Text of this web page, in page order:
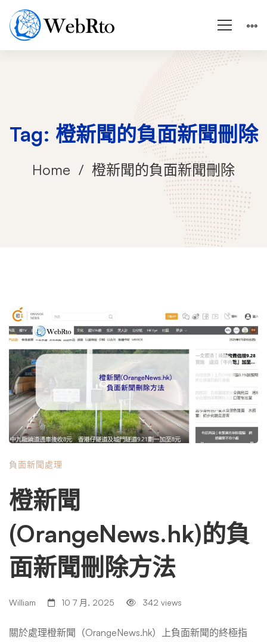
Tag: 橙新聞的負面新聞刪除
Home 橙新聞的負面新聞刪除
負面新聞處理
橙新聞
(OrangeNews.hk)的負
面新聞刪除方法
William 10 7 月, 2025 342 views
關於處理橙新聞（OrangeNews.hk）上負面新聞的終極指